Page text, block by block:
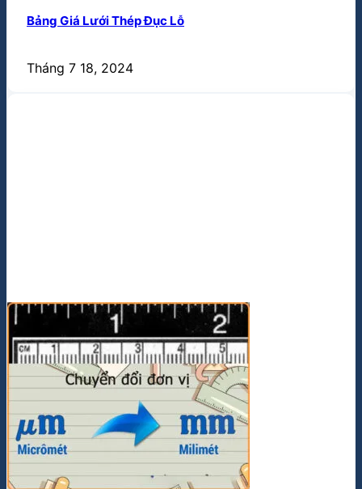
Bảng Giá Lưới Thép Đục Lỗ
Tháng 7 18, 2024